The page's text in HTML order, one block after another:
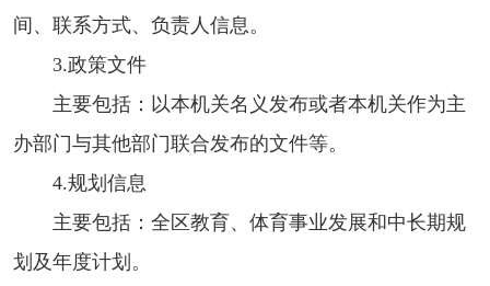
间、联系方式、负责人信息。
3.政策文件
主要包括：以本机关名义发布或者本机关作为主
办部门与其他部门联合发布的文件等。
4.规划信息
主要包括：全区教育、体育事业发展和中长期规
划及年度计划。